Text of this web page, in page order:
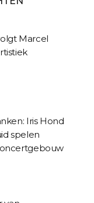
Marcel
Iris Hond
spelen